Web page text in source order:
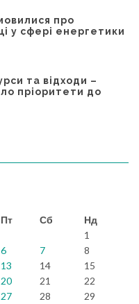
про
у сфері енергетики
та відходи –
пріоритети до
Пт Сб
Нд
1
6 7
8
13 14
15
20 21
22
27 28
29